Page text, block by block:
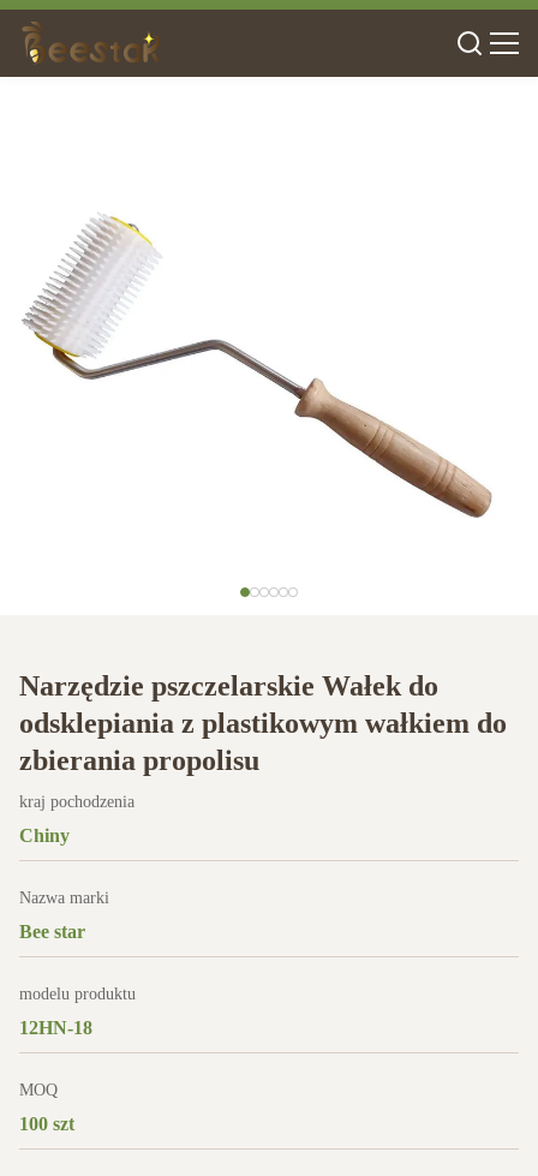
Narzędzie pszczelarskie Wałek do
odsklepiania z plastikowym wałkiem do
zbierania propolisu
kraj pochodzenia
Chiny
Nazwa marki
Bee star
modelu produktu
12HN-18
MOQ
100 szt